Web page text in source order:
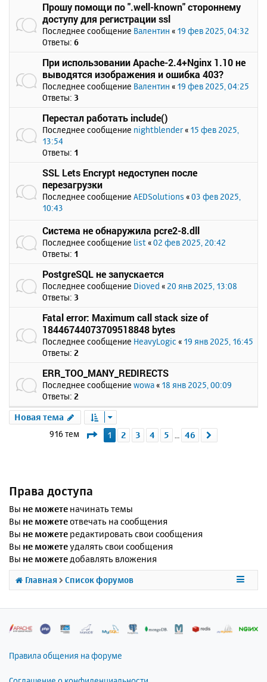
Прошу помощи по ".well-known" стороннему
доступу для регистрации ssl
Последнее сообщение Валентин « 19 фев 2025, 04:32
Ответы: 6
При использовании Apache-2.4+Nginx 1.10 не
выводятся изображения и ошибка 403?
Последнее сообщение Валентин « 19 фев 2025, 04:25
Ответы: 3
Перестал работать include()
Последнее сообщение nightblender « 15 фев 2025,
13:54
Ответы: 1
SSL Lets Encrypt недоступен после
перезагрузки
Последнее сообщение AEDSolutions «03 фев 2025,
10:43
Система не обнаружила pcre2-8.dll
Последнее сообщение list «02 фев 2025, 20:42
Ответы: 1
PostgreSQL не запускается
Последнее сообщение Dioved « 20 янв 2025, 13:08
Ответы: 3
Fatal error: Maximum call stack size of
18446744073709518848 bytes
Последнее сообщение HeavyLogic « 19 янв 2025, 16:45
Ответы: 2
ERR_TOO_MANY_REDIRECTS
Последнее сообщение wowa « 18 янв 2025, 00:09
Ответы: 2
Новая тема
916 тем Страница1 из 46
1 2 3 4 5 46
Права доступа
Вы не можете начинать темы
Вы не можетеотвечать на сообщения
Вы не можете редактировать свои сообщения
Вы не можетеудалять свои сообщения
Вы не можетедобавлять вложения
Главная Список форумов
Правила общения на форуме